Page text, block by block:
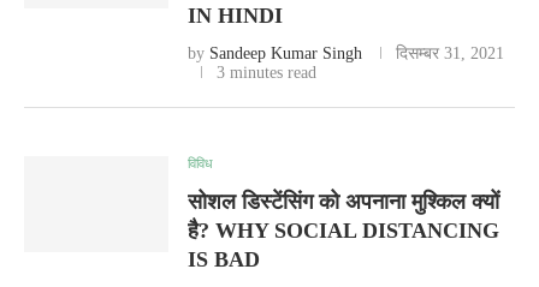
IN HINDI
by Sandeep Kumar Singh
दिसम्बर 31, 2021
3 minutes read
विविध
सोशल डिस्टेंसिंग को अपनाना मुश्किल क्यों
है? WHY SOCIAL DISTANCING
IS BAD